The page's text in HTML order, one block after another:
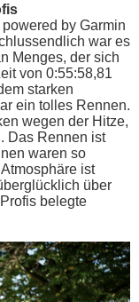
by Garmin
war es
Menges, der sich
von 0:55:58,81
starken
ein tolles Rennen.
wegen der Hitze,
Das Rennen ist
waren so
ist
über
belegte